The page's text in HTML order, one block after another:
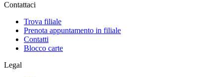
Contattaci
Trova filiale
Prenota appuntamento in filiale
Contatti
Blocco carte
Legal